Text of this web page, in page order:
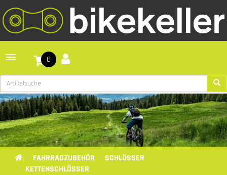
Toggle navigation
0
FAHRRADZUBEHÖR
SCHLÖSSER
KETTENSCHLÖSSER